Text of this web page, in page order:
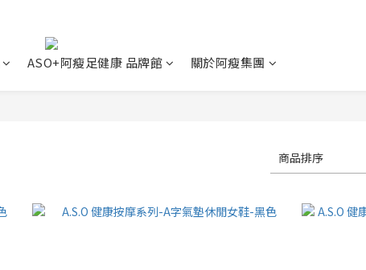
ASO+阿瘦足健康 品牌館 關於阿瘦集團
商品排序